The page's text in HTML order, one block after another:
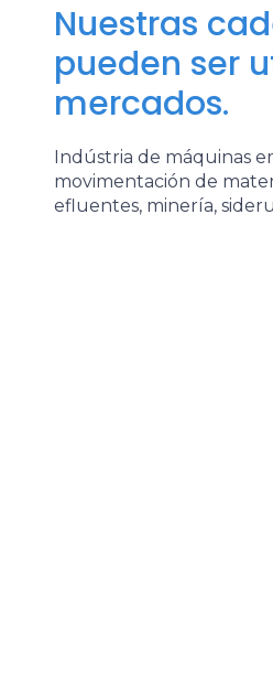
Nuestras
pueden ser
mercados.
Indústria de máquinas
movimentación de
efluentes, minería,